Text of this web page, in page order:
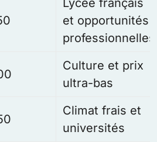
Lycée français
et opportunités
professionnelles
Culture et prix
ultra-bas
Climat frais et
universités